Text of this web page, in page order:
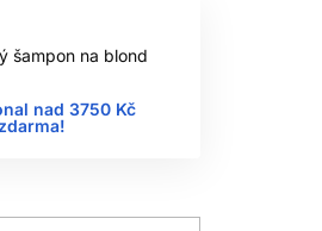
šampon na blond
nad 3750 Kč